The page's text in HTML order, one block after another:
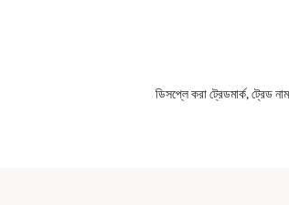
ডিসপ্লে করা ট্রেডমার্ক, ট্রেড